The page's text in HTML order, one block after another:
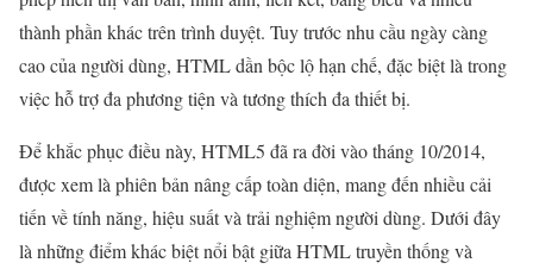
thành phần khác trên trình duyệt. Tuy trước nhu cầu ngày càng
cao của người dùng, HTML dần bộc lộ hạn chế, đặc biệt là trong
việc hỗ trợ đa phương tiện và tương thích đa thiết bị.
Để khắc phục điều này, HTML5 đã ra đời vào tháng 10/2014,
được xem là phiên bản nâng cấp toàn diện, mang đến nhiều cải
tiến về tính năng, hiệu suất và trải nghiệm người dùng. Dưới đây
là những điểm khác biệt nổi bật giữa HTML truyền thống và